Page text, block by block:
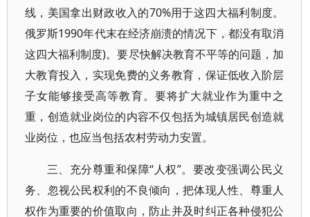
线，美国拿出财政收入的70%用于这四大福利制度。
俄罗斯1990年代末在经济崩溃的情况下，都没有取消
这四大福利制度)。要尽快解决教育不平等的问题，加
大教育投入，实现免费的义务教育，保证低收入阶层
子女能够接受高等教育。要将扩大就业作为重中之
重，创造就业岗位的内容不仅包括为城镇居民创造就
业岗位，也应当包括农村劳动力安置。
三、充分尊重和保障“人权”。要改变强调公民义
务、忽视公民权利的不良倾向，把体现人性、尊重人
权作为重要的价值取向，防止并及时纠正各种侵犯公